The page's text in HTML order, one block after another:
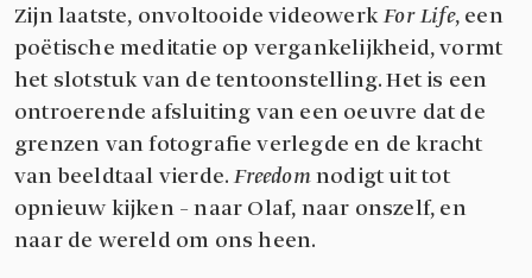
Zijn laatste, onvoltooide videowerkFor Life, een
poëtische meditatie op vergankelijkheid, vormt
het slotstuk van de tentoonstelling. Het is een
ontroerende afsluiting van een oeuvre dat de
grenzen van fotografie verlegde en de kracht
van beeldtaal vierde.Freedomnodigt uit tot
opnieuw kijken – naar Olaf, naar onszelf, en
naar de wereld om ons heen.